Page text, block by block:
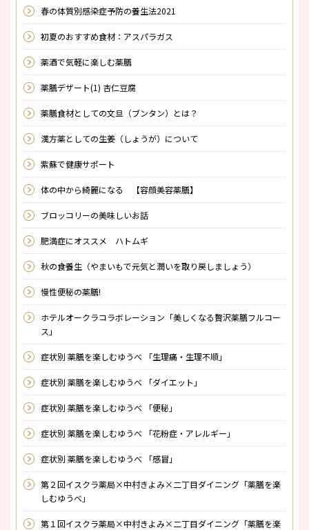
春の体質別感染症予防の養生法2021
初夏のおすすめ食材：アスパラガス
薬酒で気軽に楽しむ薬膳
薬膳デザート(1) 杏仁豆腐
薬膳食材としての文旦（ブンタン）とは？
漢方薬としての生姜（しょうが）について
紫蘇で健康サポート
体の中から綺麗になる 【容顔美容薬膳】
ブロッコリーの美味しいお話
肥満症にオススメ ハトムギ
秋の食養生（やまいもで元気と潤いを取り戻しましょう）
慢性便秘の薬膳!
ホテルオークラコラボレーション「美しくなる贅沢薬膳フルコー
ス」
症状別 薬膳を楽しむゆうべ 「生理痛・生理不順」
症状別 薬膳を楽しむゆうべ 「ダイエット」
症状別 薬膳を楽しむゆうべ 「便秘」
症状別 薬膳を楽しむゆうべ 「花粉症・アレルギー」
症状別 薬膳を楽しむゆうべ 「感冒」
第２回イスクラ薬局×中村きよみ×二丁目ダイニング「薬膳を楽
しむゆうべ」
第１回イスクラ薬局×中村きよみ×二丁目ダイニング「薬膳を楽